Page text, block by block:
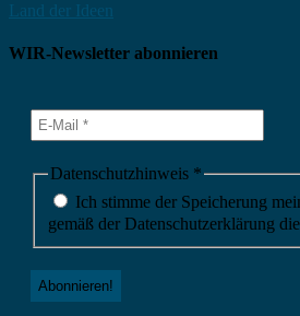
WIR-Newsletter abonnieren
Datenschutzhinweis *
Ich stimme der Speicherung
gemäß der Datenschutzerklärung